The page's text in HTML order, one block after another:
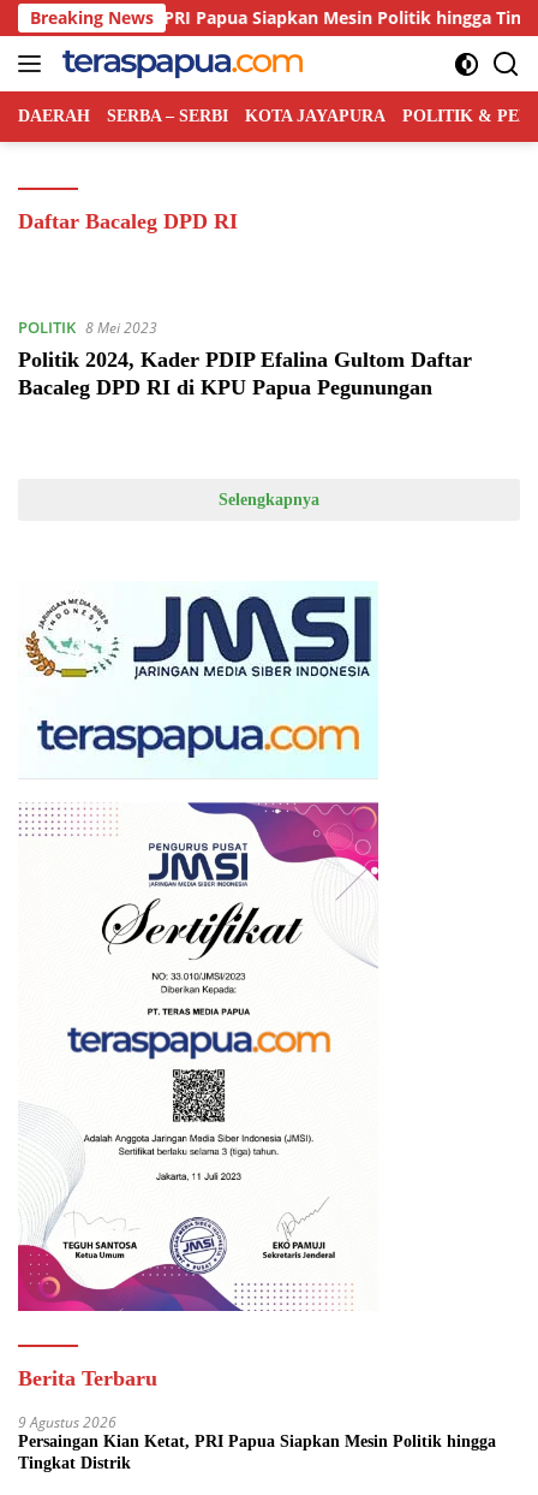
Langsung
ke
konten
Breaking News
Kian Ketat, PRI Papua Siapkan Mesin Politik hingga Tingkat
DAERAH SERBA – SERBI KOTA JAYAPURA POLITIK &
Daftar Bacaleg DPD RI
POLITIK 8 Mei 2023
Politik 2024, Kader PDIP Efalina Gultom Daftar
Bacaleg DPD RI di KPU Papua Pegunungan
Selengkapnya
Berita Terbaru
9 Agustus 2026
Persaingan Kian Ketat, PRI Papua Siapkan Mesin Politik hingga
Tingkat Distrik